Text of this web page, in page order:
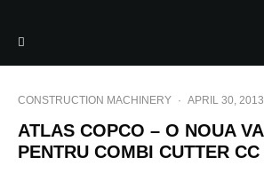
CONSTRUCTION MACHINERY · APRIL 30, 2013
ATLAS COPCO – O NOUA
PENTRU COMBI CUTTER